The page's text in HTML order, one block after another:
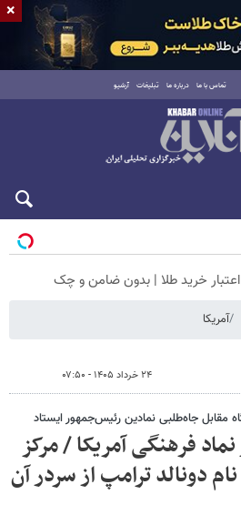
تماس با ما درباره ما تبلیغات آرشیو
آمریکا
۲۴ خرداد ۱۴۰۵ - ۰۷:۵۰
مقابل جاه‌طلبی نمادین رئیس‌جمهور ایستاد
فرهنگی آمریکا / مرکز
دونالد ترامپ از سردر آن
×